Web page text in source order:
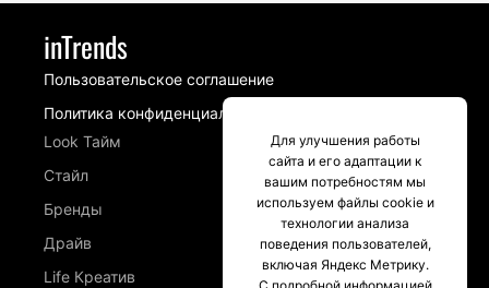
inTrends
Пользовательское соглашение
Политика конфиденциальности
Look Тайм
Стайл
Бренды
Драйв
Life Креатив
Для улучшения работы
сайта и его адаптации к
вашим потребностям мы
используем файлы cookie и
технологии анализа
поведения пользователей,
включая Яндекс Метрику.